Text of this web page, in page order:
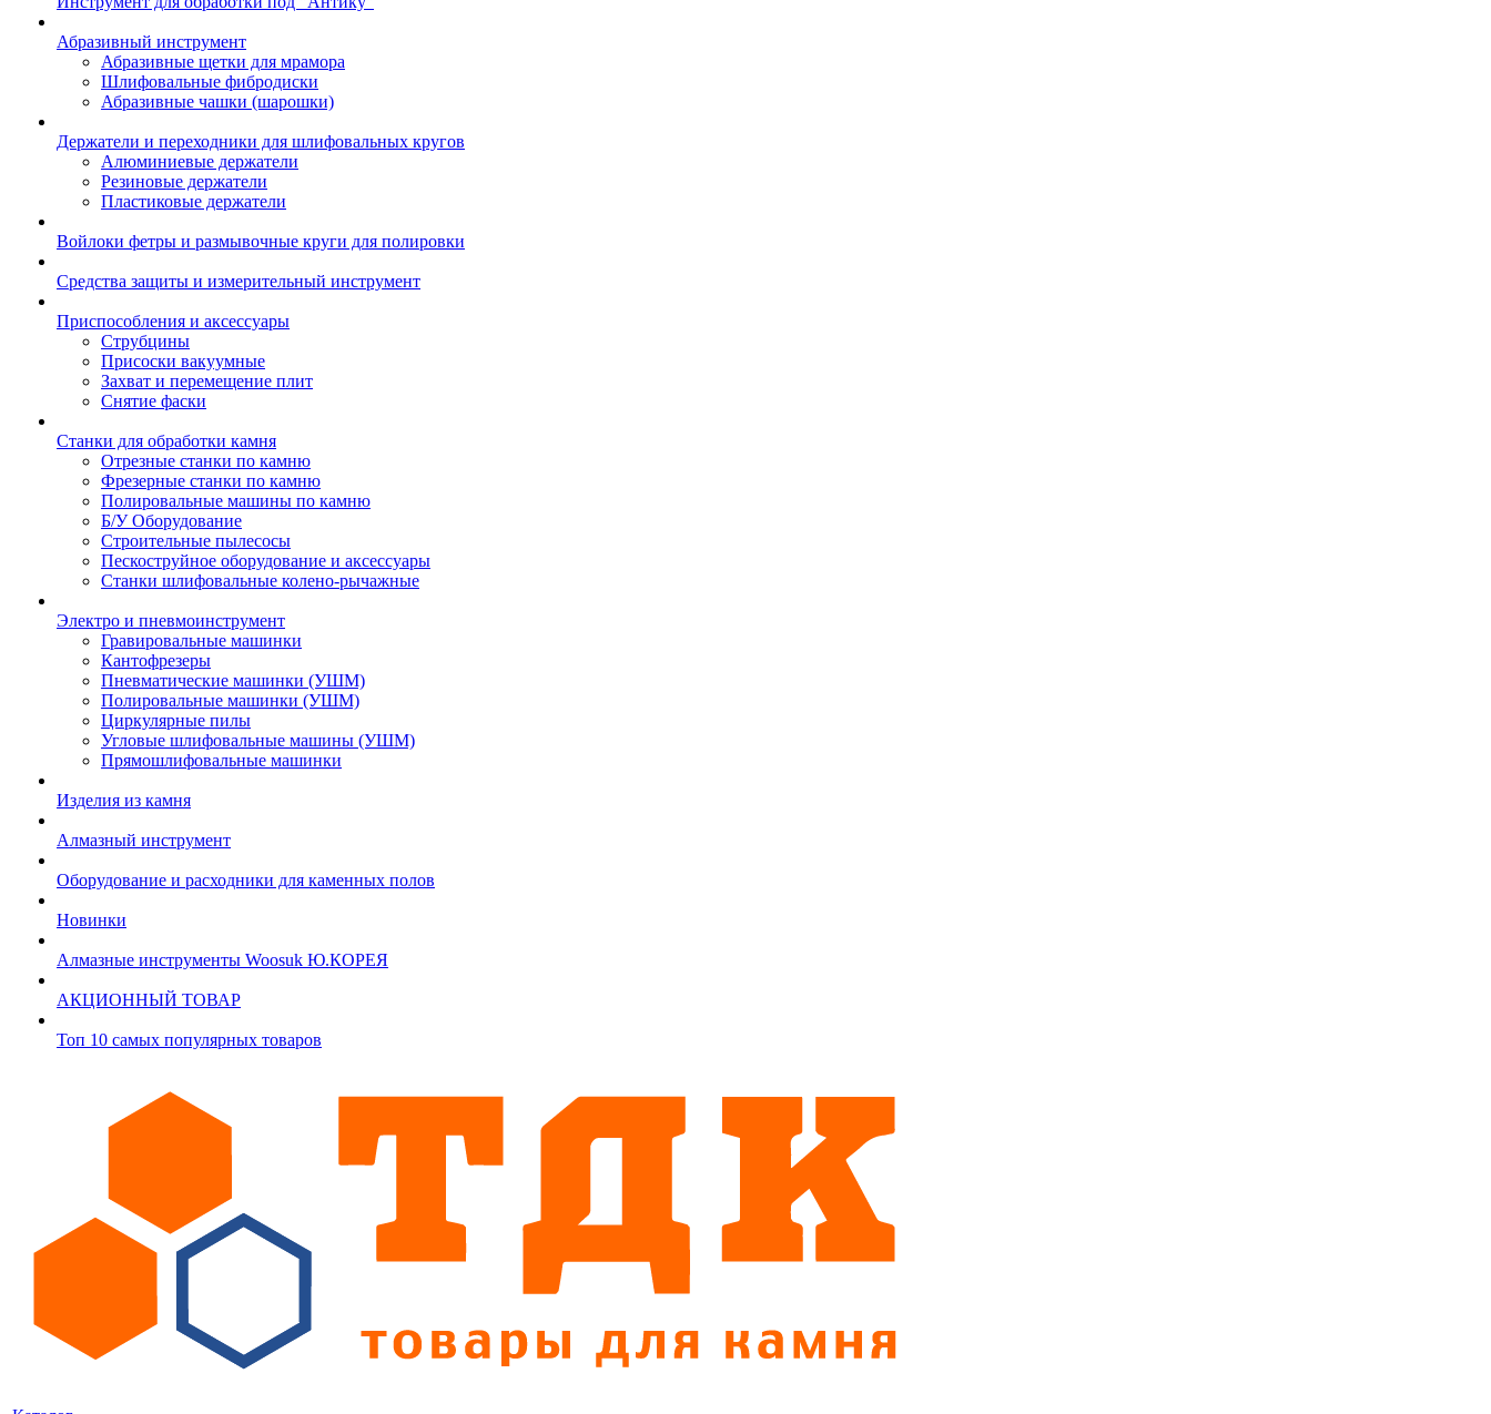
Абразивный инструмент
Абразивные щетки для мрамора
Шлифовальные фибродиски
Абразивные чашки (шарошки)
Держатели и переходники для шлифовальных кругов
Алюминиевые держатели
Резиновые держатели
Пластиковые держатели
Войлоки фетры и размывочные круги для полировки
Средства защиты и измерительный инструмент
Приспособления и аксессуары
Струбцины
Присоски вакуумные
Захват и перемещение плит
Снятие фаски
Станки для обработки камня
Отрезные станки по камню
Фрезерные станки по камню
Полировальные машины по камню
Б/У Оборудование
Строительные пылесосы
Пескоструйное оборудование и аксессуары
Станки шлифовальные колено-рычажные
Электро и пневмоинструмент
Гравировальные машинки
Кантофрезеры
Пневматические машинки (УШМ)
Полировальные машинки (УШМ)
Циркулярные пилы
Угловые шлифовальные машины (УШМ)
Прямошлифовальные машинки
Изделия из камня
Алмазный инструмент
Оборудование и расходники для каменных полов
Новинки
Алмазные инструменты Woosuk Ю.КОРЕЯ
АКЦИОННЫЙ ТОВАР
Топ 10 самых популярных товаров